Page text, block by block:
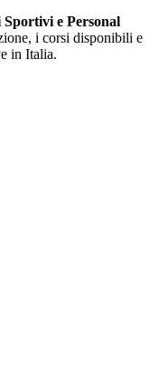
e Personal
i corsi disponibili e
in Italia.